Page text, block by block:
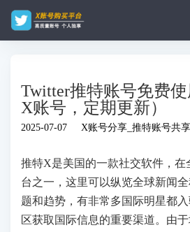
Twitter推特账号免费
X账号，定期更新）
2025-07-07 X账号分享_推特账号共
推特X是美国的一款社交软件，在
台之一，这里可以纵览全球新闻
题和趋势，有非常多国际明星都
区获取国际信息的重要渠道。由